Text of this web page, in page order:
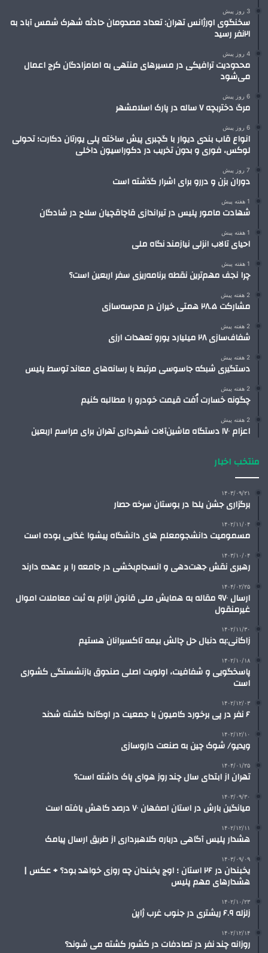
3 روز پیش
سخنگوی اورژانس تهران: تعداد مصدومان حادثه شهرک شمس آباد به
۲۱نفر رسید
4 روز پیش
محدودیت ترافیکی در مسیرهای منتهی به امامزادگان کرج اعمال
می‌شود
6 روز پیش
مرگ دختربچه ۷ ساله در پارک اسلامشهر
6 روز پیش
انواع قاب بندی دیوار با گچبری پیش ساخته پلی یورتان دکارت؛ تحولی
لوکس، فوری و بدون تخریب در دکوراسیون داخلی
7 روز پیش
دوران بزن و دررو برای اشرار گذشته است
1 هفته پیش
شهادت مامور پلیس در تیراندازی قاچاقچیان سلاح در شادگان
1 هفته پیش
احیای تالاب انزلی نیازمند نگاه ملی
1 هفته پیش
چرا نجف مهم‌ترین نقطه برنامه‌ریزی سفر اربعین است؟
2 هفته پیش
مشارکت ۲۸.۵ همتی خیران در مدرسه‌سازی
2 هفته پیش
شفاف‌سازی ۲۸ میلیارد یورو تعهدات ارزی
2 هفته پیش
دستگیری شبکه جاسوسی مرتبط با رسانه‌های معاند توسط پلیس
2 هفته پیش
چگونه خسارت اُفت قیمت خودرو را مطالبه کنیم
2 هفته پیش
اعزام ۱۷۰ دستگاه ماشین‌آلات شهرداری تهران برای مراسم اربعین
منتخب اخبار
۱۴۰۳/۰۹/۲۱
برگزاری جشن یلدا در بوستان سرخه حصار
۱۴۰۲/۱۱/۰۴
مسمومیت دانشجومعلم های دانشگاه پیشوا غذایی بوده است
۱۴۰۳/۱۰/۰۴
رهبری نقش جهت‌دهی و انسجام‌بخشی در جامعه را بر عهده دارند
۱۴۰۴/۰۲/۲۵
ارسال ۹۷۰ مقاله به همایش ملی قانون الزام به ثبت معاملات اموال
غیرمنقول
۱۴۰۲/۱۱/۳۰
زاکانی:به دنبال حل چالش بیمه تاکسیرانان هستیم
۱۴۰۲/۱۰/۱۸
پاسخگویی و شفافیت، اولویت اصلی صندوق بازنشستگی کشوری
است
۱۴۰۲/۱۲/۰۳
۶ نفر در پی برخورد کامیون با جمعیت در اوگاندا کشته شدند
۱۴۰۲/۱۲/۱۰
ویدیو/ شوک چین به صنعت داروسازی
۱۴۰۴/۰۱/۲۵
تهران از ابتدای سال چند روز هوای پاک داشته است؟
۱۴۰۳/۰۹/۳۰
میانگین بارش در استان اصفهان ۷۰ درصد کاهش یافته است
۱۴۰۲/۱۲/۱۱
هشدار پلیس آگاهی درباره کلاهبرداری از طریق ارسال پیامک
۱۴۰۳/۰۹/۰۹
یخبندان در ۲۶ استان ؛ اوج یخبندان چه روزی خواهد بود؟ + عکس |
هشدارهای مهم پلیس
۱۴۰۲/۱۰/۲۳
زلزله‌ ۶.۹ ریشتری در جنوب غرب ژاپن
۱۴۰۲/۱۲/۱۴
روزانه چند نفر در تصادفات در کشور کشته می شوند؟